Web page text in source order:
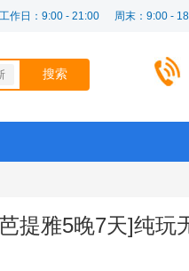
工作日：9:00 - 21:00 周末：9:00 -
提雅5晚7天]纯玩